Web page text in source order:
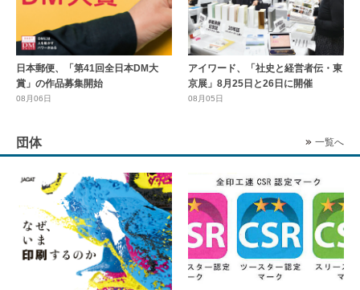
日本郵便、「第41回全日本DM大
賞」の作品募集開始
08月06日
アイワード、「社史と経営者伝・東
京展」8月25日と26日に開催
08月05日
団体 一覧へ